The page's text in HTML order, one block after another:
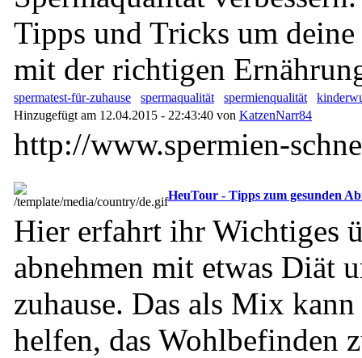
Tipps und Tricks um
mit der richtigen
spermatest-für-zuhause spermaqualität spermienqualität
Hinzugefügt am 12.04.2015 - 22:43:40 von KatzenNarr84
http://www.spermien-
HeuTour - Tipps zum gesunden
Hier erfahrt ihr Wichtiges
abnehmen mit etwas Diät
zuhause. Das als Mix
helfen, das Wohlbefinden